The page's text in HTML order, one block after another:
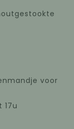
voor
17u